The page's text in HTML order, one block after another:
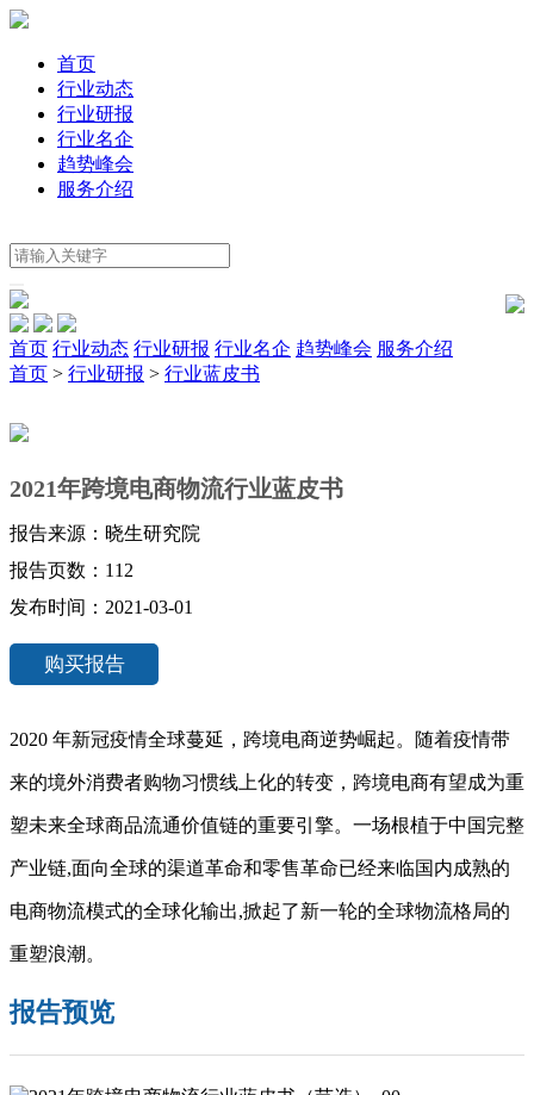
首页
行业动态
行业研报
行业名企
趋势峰会
服务介绍
首页 行业动态 行业研报 行业名企 趋势峰会 服务介绍
首页 > 行业研报 > 行业蓝皮书
2021年跨境电商物流行业蓝皮书
报告来源：晓生研究院
报告页数：112
发布时间：2021-03-01
购买报告
2020 年新冠疫情全球蔓延，跨境电商逆势崛起。随着疫情带
来的境外消费者购物习惯线上化的转变，跨境电商有望成为重
塑未来全球商品流通价值链的重要引擎。一场根植于中国完整
产业链,面向全球的渠道革命和零售革命已经来临国内成熟的
电商物流模式的全球化输出,掀起了新一轮的全球物流格局的
重塑浪潮。
报告预览